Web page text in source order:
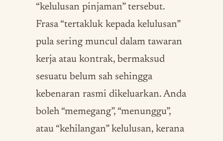
“kelulusan pinjaman” tersebut.
Frasa “tertakluk kepada kelulusan”
pula sering muncul dalam tawaran
kerja atau kontrak, bermaksud
sesuatu belum sah sehingga
kebenaran rasmi dikeluarkan. Anda
boleh “memegang”, “menunggu”,
atau “kehilangan” kelulusan, kerana